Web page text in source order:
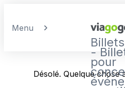
Menu
Billets
-
pour
Désolé. Quelque chose